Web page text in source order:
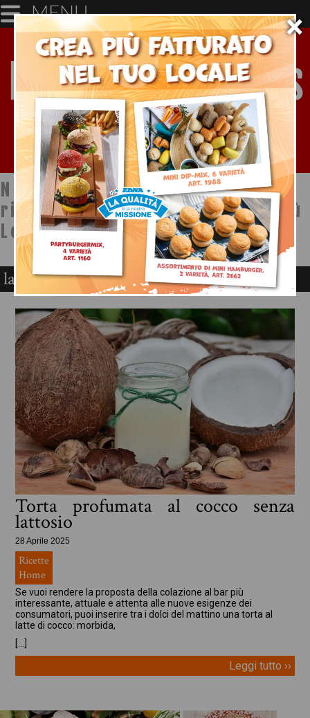
×
MENU
Notizie dal mondo della
ristorazione a cura di Ristopiù
Lombardia SpA
latte cocco horeca
Torta profumata al cocco senza
lattosio
28 Aprile 2025
Ricette
Home
Se vuoi rendere la proposta della colazione al bar più
interessante, attuale e attenta alle nuove esigenze dei
consumatori, puoi inserire tra i dolci del mattino una torta al
latte di cocco: morbida,
Leggi tutto ››